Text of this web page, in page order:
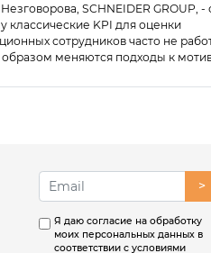
SCHNEIDER GROUP, -
классические KPI для оценки
сотрудников часто не
образом меняются подходы к
>
Я даю согласие на обработку
моих персональных данных в
соответствии с условиями